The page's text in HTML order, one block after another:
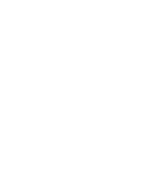
Quand vous installez une
ce que sa tension soit
bonne hauteur sur la
Certains Ski-Doo de
nécessite de l’huile à
dans le réservoir et
toujours utiliser de l’huile